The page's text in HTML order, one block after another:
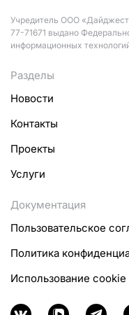
Учредитель ООО
77-71671 выдано
информационных
Разделы
Новости
Контакты
Проекты
Услуги
Документация
Пользовательское
Политика
Использование cookie